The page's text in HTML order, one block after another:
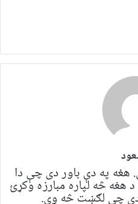
هغه په ​​​​دې باور دی چې دا
څه لپاره مبارزه وکړئ
چې لګښت څه وي.